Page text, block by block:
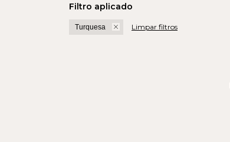
Filtro aplicado
Turquesa Limpar filtros